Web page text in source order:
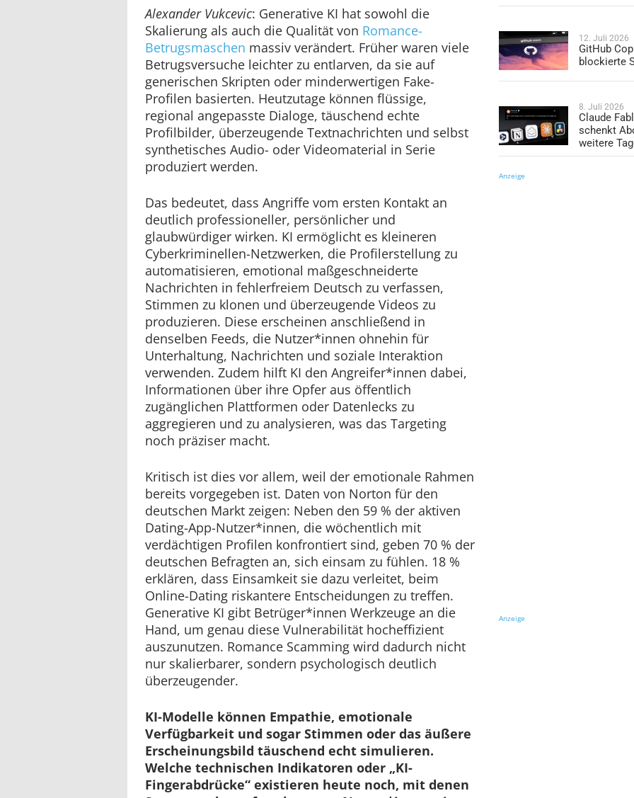
Alexander Vukcevic: Generative KI hat sowohl die
Skalierung als auch die Qualität von Romance-
Betrugsmaschen massiv verändert. Früher waren viele
Betrugsversuche leichter zu entlarven, da sie auf
generischen Skripten oder minderwertigen Fake-
Profilen basierten. Heutzutage können flüssige,
regional angepasste Dialoge, täuschend echte
Profilbilder, überzeugende Textnachrichten und selbst
synthetisches Audio- oder Videomaterial in Serie
produziert werden.
Das bedeutet, dass Angriffe vom ersten Kontakt an
deutlich professioneller, persönlicher und
glaubwürdiger wirken. KI ermöglicht es kleineren
Cyberkriminellen-Netzwerken, die Profilerstellung zu
automatisieren, emotional maßgeschneiderte
Nachrichten in fehlerfreiem Deutsch zu verfassen,
Stimmen zu klonen und überzeugende Videos zu
produzieren. Diese erscheinen anschließend in
denselben Feeds, die Nutzer*innen ohnehin für
Unterhaltung, Nachrichten und soziale Interaktion
verwenden. Zudem hilft KI den Angreifer*innen dabei,
Informationen über ihre Opfer aus öffentlich
zugänglichen Plattformen oder Datenlecks zu
aggregieren und zu analysieren, was das Targeting
noch präziser macht.
Kritisch ist dies vor allem, weil der emotionale Rahmen
bereits vorgegeben ist. Daten von Norton für den
deutschen Markt zeigen: Neben den 59 % der aktiven
Dating-App-Nutzer*innen, die wöchentlich mit
verdächtigen Profilen konfrontiert sind, geben 70 % der
deutschen Befragten an, sich einsam zu fühlen. 18 %
erklären, dass Einsamkeit sie dazu verleitet, beim
Online-Dating riskantere Entscheidungen zu treffen.
Generative KI gibt Betrüger*innen Werkzeuge an die
Hand, um genau diese Vulnerabilität hocheffizient
auszunutzen. Romance Scamming wird dadurch nicht
nur skalierbarer, sondern psychologisch deutlich
überzeugender.
KI-Modelle können Empathie, emotionale
Verfügbarkeit und sogar Stimmen oder das äußere
Erscheinungsbild täuschend echt simulieren.
Welche technischen Indikatoren oder „KI-
Fingerabdrücke“ existieren heute noch, mit denen
12. Juli 2026
GitHub
blockierte
8. Juli 2026
Claude
schenkt
weitere
Anzeige
Anzeige